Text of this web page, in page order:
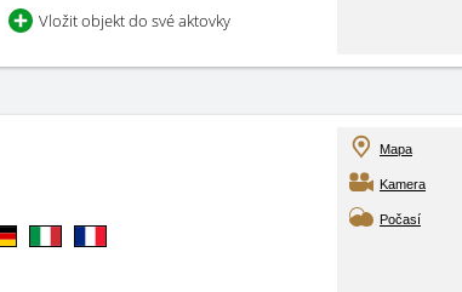
Vložit objekt do své aktovky
Mapa
Kamera
Počasí